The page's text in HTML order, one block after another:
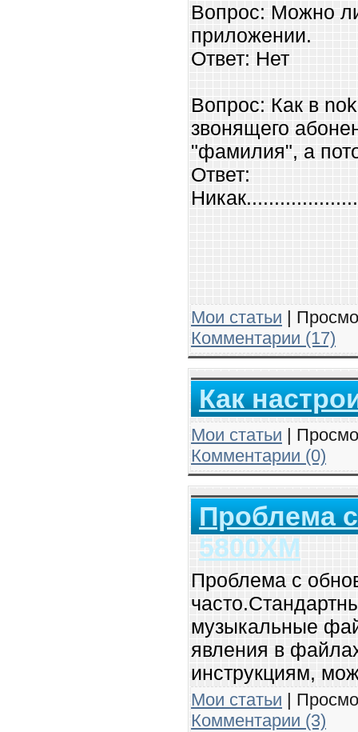
Вопрос: Можно
приложении.
Ответ: Нет
Вопрос: Как в
звонящего
"фамилия", а
Ответ:
Мои статьи |
Комментарии (17)
Как
Мои статьи |
Комментарии (0)
Проблема
5800XM
Проблема с
музыкальные
явления в
инструкциям,
Мои статьи |
Комментарии (3)